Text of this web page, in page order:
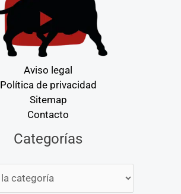
Aviso legal
Política de privacidad
Sitemap
Contacto
Categorías